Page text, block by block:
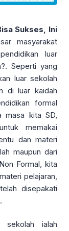
Sukses, Ini
masyarakat
luar
Seperti yang
luar sekolah
di luar kaidah
formal
masa kita SD,
memakai
dan materi
maupun dari
Formal, kita
pelajaran,
disepakati
sekolah ialah